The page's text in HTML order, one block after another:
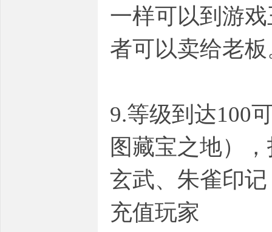
一样可以到游
者可以卖给老
9.等级到达100
图藏宝之地）
玄武、朱雀印
充值